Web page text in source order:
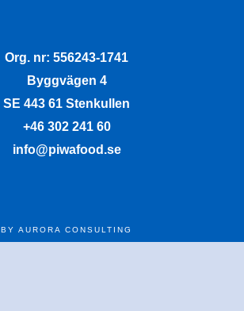
Org. nr: 556243-1741​
Byggvägen 4
SE 443 61 Stenkullen
+46 302 241 60
info@piwafood.se
BY AURORA CONSULTING